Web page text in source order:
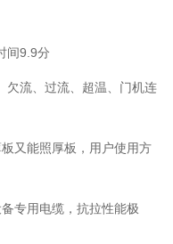
间9.9分
欠流、过流、超温、门机连
又能照厚板，用户使用方
专用电缆，抗拉性能极